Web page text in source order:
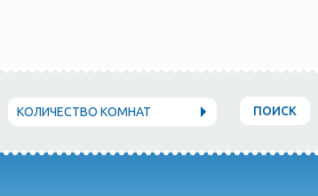
КОЛИЧЕСТВО КОМНАТ ПОИСК